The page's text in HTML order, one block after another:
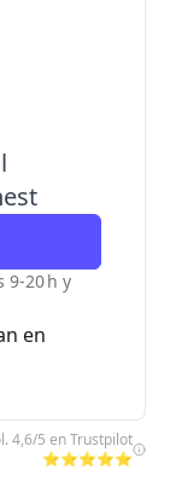
9-20 h y
en
4,6/5 en Trustpilot
⭐⭐⭐⭐⭐